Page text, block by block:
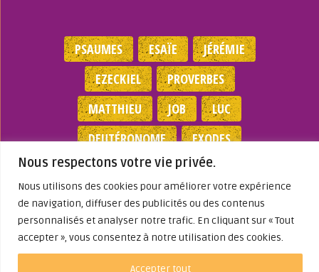
Nous respectons votre vie privée.
Nous utilisons des cookies pour améliorer votre expérience
de navigation, diffuser des publicités ou des contenus
personnalisés et analyser notre trafic. En cliquant sur « Tout
accepter », vous consentez à notre utilisation des cookies.
Accepter tout
PSAUMES ESAÏE
JÉRÉMIE
EZECKIEL
PROVERBES
MATTHIEU
JOB
LUC
DEUTÉRONOME
EXODES
NOMBRES
JEAN 1 SAMUEL
Mentions légales|Politique de
confidentialité|Partenaires|Dieu A Agi
Dans ma Vie
© 2026